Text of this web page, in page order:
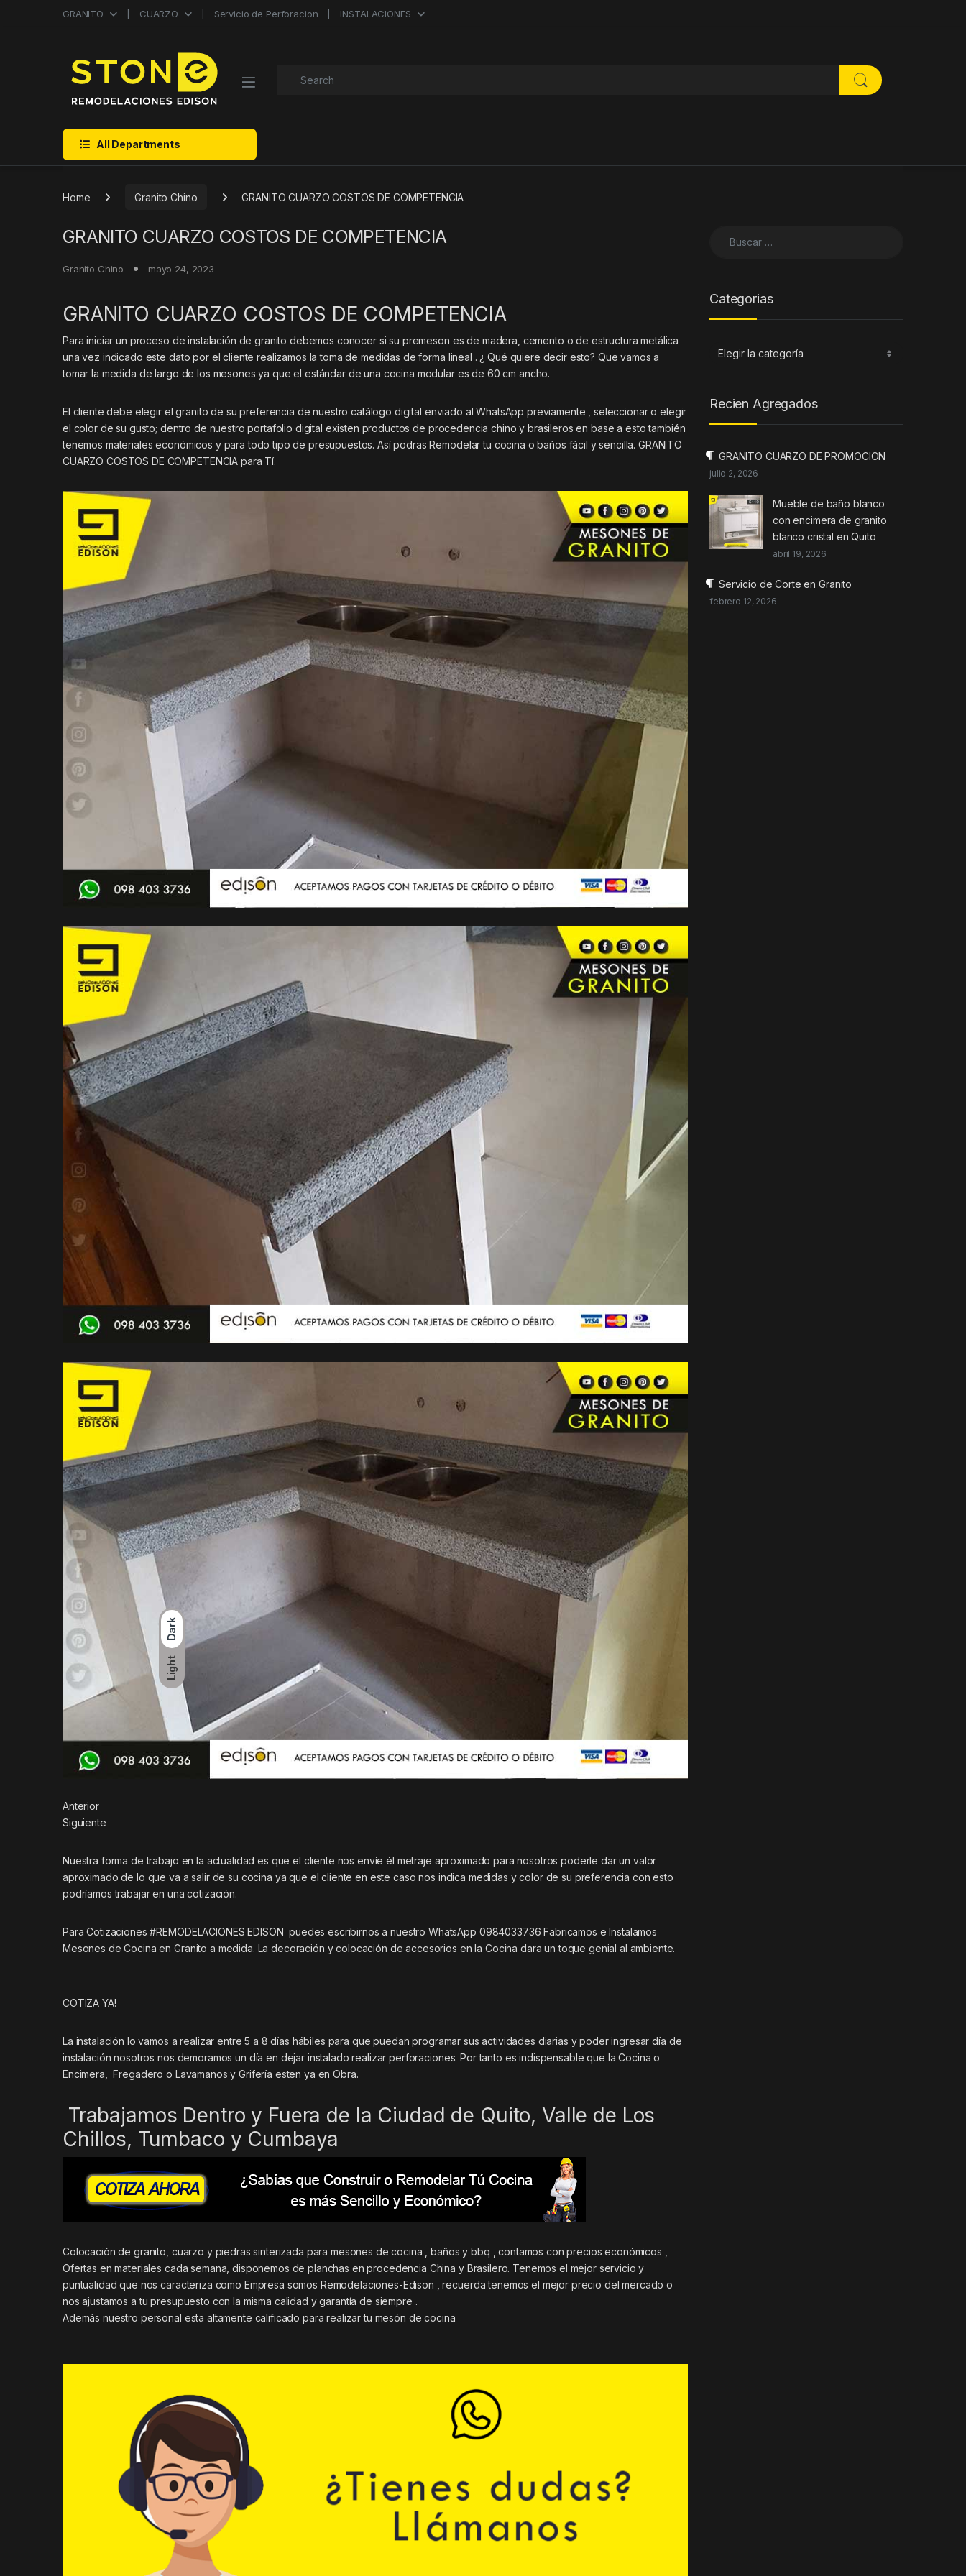
Dark
Light
GRANITO CUARZO Servicio de Perforacion INSTALACIONES
All Departments
Home Granito Chino GRANITO CUARZO COSTOS DE COMPETENCIA
GRANITO CUARZO COSTOS DE COMPETENCIA
Granito Chino mayo 24, 2023
GRANITO CUARZO COSTOS DE COMPETENCIA
Para iniciar un proceso de instalación de granito debemos conocer si su premeson es de madera, cemento o de estructura metálica
una vez indicado este dato por el cliente realizamos la toma de medidas de forma lineal . ¿ Qué quiere decir esto? Que vamos a
tomar la medida de largo de los mesones ya que el estándar de una cocina modular es de 60 cm ancho.
El cliente debe elegir el granito de su preferencia de nuestro catálogo digital enviado al WhatsApp previamente , seleccionar o elegir
el color de su gusto; dentro de nuestro portafolio digital existen productos de procedencia chino y brasileros en base a esto también
tenemos materiales económicos y para todo tipo de presupuestos. Así podras Remodelar tu cocina o baños fácil y sencilla. GRANITO
CUARZO COSTOS DE COMPETENCIA para Tí.
Anterior
Siguiente
Nuestra forma de trabajo en la actualidad es que el cliente nos envíe él metraje aproximado para nosotros poderle dar un valor
aproximado de lo que va a salir de su cocina ya que el cliente en este caso nos indica medidas y color de su preferencia con esto
podríamos trabajar en una cotización.
Para Cotizaciones #REMODELACIONES EDISON puedes escribirnos a nuestro WhatsApp 0984033736 Fabricamos e Instalamos
Mesones de Cocina en Granito a medida. La decoración y colocación de accesorios en la Cocina dara un toque genial al ambiente.
COTIZA YA!
La instalación lo vamos a realizar entre 5 a 8 días hábiles para que puedan programar sus actividades diarias y poder ingresar día de
instalación nosotros nos demoramos un día en dejar instalado realizar perforaciones. Por tanto es indispensable que la Cocina o
Encimera, Fregadero o Lavamanos y Grifería esten ya en Obra.
Trabajamos Dentro y Fuera de la Ciudad de Quito, Valle de Los
Chillos, Tumbaco y Cumbaya
Colocación de granito, cuarzo y piedras sinterizada para mesones de cocina , baños y bbq , contamos con precios económicos ,
Ofertas en materiales cada semana, disponemos de planchas en procedencia China y Brasilero. Tenemos el mejor servicio y
puntualidad que nos caracteriza como Empresa somos Remodelaciones-Edison , recuerda tenemos el mejor precio del mercado o
nos ajustamos a tu presupuesto con la misma calidad y garantía de siempre .
Además nuestro personal esta altamente calificado para realizar tu mesón de cocina
Categorias
Categorias
Recien Agregados
GRANITO CUARZO DE PROMOCION
julio 2, 2026
Mueble de baño blanco
con encimera de granito
blanco cristal en Quito
abril 19, 2026
Servicio de Corte en Granito
febrero 12, 2026